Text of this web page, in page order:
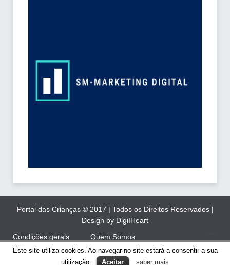
Portal das Crianças © 2017 | Todos os Direitos Reservados |
Design by DigiIHeart
Condições gerais
Quem Somos
Inscrição Newsletter Contactos
Este site utiliza cookies. Ao navegar no site estará a consentir a sua
utilização.
Aceitar saber mais